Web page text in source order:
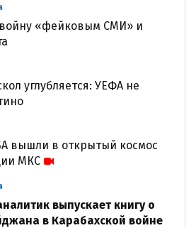
«фейковым СМИ» и
углубляется: УЕФА не
вышли в открытый космос
МКС
выпускает книгу о
в Карабахской войне